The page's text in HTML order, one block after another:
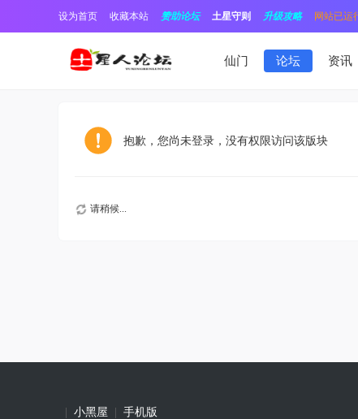
设为首页 收藏本站 赞助论坛 土星守则 升级攻略 网站已运
仙门 论坛 资讯
抱歉，您尚未登录，没有权限访问该版块
请稍候...
小黑屋 手机版